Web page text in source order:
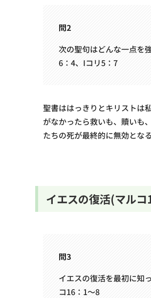
問2
次の聖句はどんな一点を
6：4、Iコリ5：7
聖書ははっきりとキリストは
がなかったら救いも、贖いも
たちの死が最終的に無効とな
イエスの復活(マル
問3
イエスの復活を最初に知
コ16：1～8